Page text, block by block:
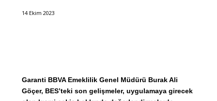
14 Ekim 2023
Garanti BBVA Emeklilik Genel Müdürü Burak Ali
Göçer, BES’teki son gelişmeler, uygulamaya girecek